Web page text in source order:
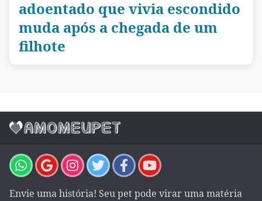
adoentado que vivia escondido
muda após a chegada de um
filhote
Envie uma história! Seu pet pode virar uma matéria